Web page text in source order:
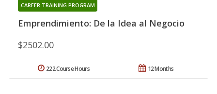
Emprendimiento: De la Idea al Negocio
CAREER TRAINING PROGRAM
$2502.00
12 Months
222 Course Hours